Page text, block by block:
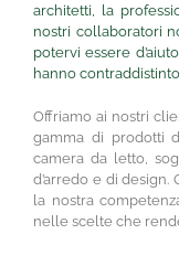
architetti, la
nostri collaboratori
potervi essere
hanno
Offriamo ai nostri
gamma di prodotti
camera da letto,
d’arredo e di design.
la nostra
nelle scelte che